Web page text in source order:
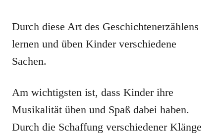
Durch diese Art des Geschichtenerzählens
lernen und üben Kinder verschiedene
Sachen.
Am wichtigsten ist, dass Kinder ihre
Musikalität üben und Spaß dabei haben.
Durch die Schaffung verschiedener Klänge